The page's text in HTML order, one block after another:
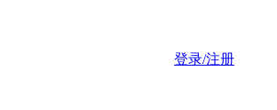
登录/注册